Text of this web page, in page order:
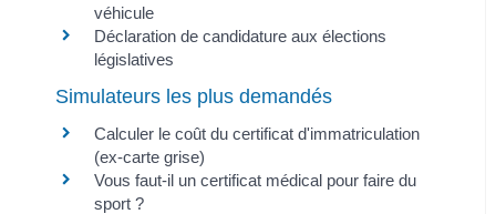
véhicule
Déclaration de candidature aux élections
législatives
Simulateurs les plus demandés
Calculer le coût du certificat d'immatriculation
(ex-carte grise)
Vous faut-il un certificat médical pour faire du
sport ?